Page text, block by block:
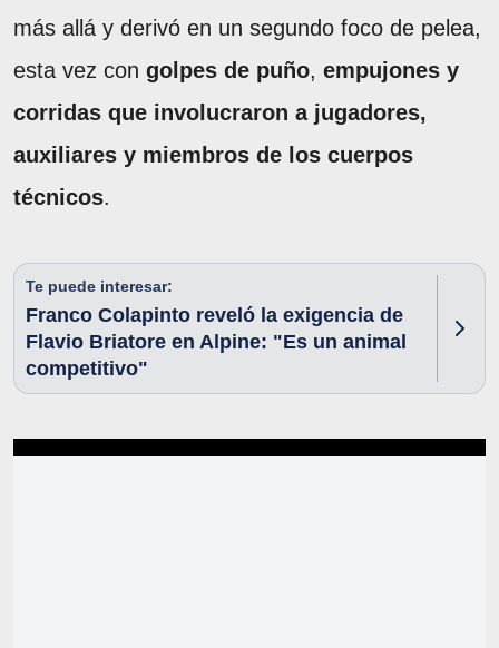
más allá y derivó en un segundo foco de pelea,
esta vez con golpes de puño, empujones y
corridas que involucraron a jugadores,
auxiliares y miembros de los cuerpos
técnicos.
Te puede interesar:
Franco Colapinto reveló la exigencia de
Flavio Briatore en Alpine: "Es un animal
competitivo"